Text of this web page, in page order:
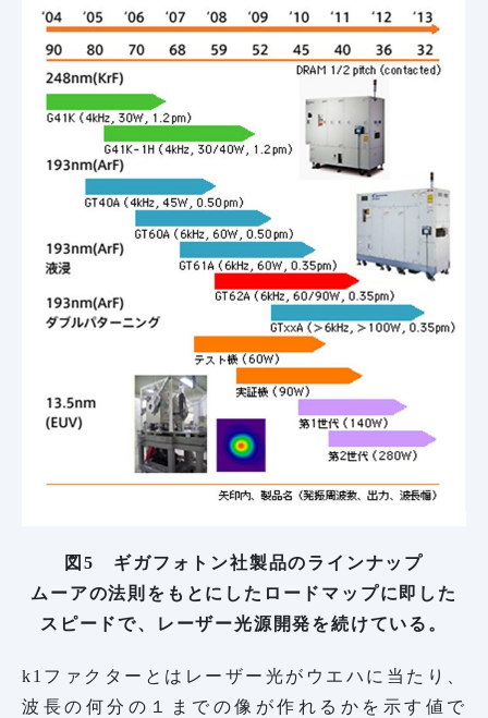
図5 ギガフォトン社製品のラインナップ
ムーアの法則をもとにしたロードマップに即した
スピードで、レーザー光源開発を続けている。
k1ファクターとはレーザー光がウエハに当たり、
波長の何分の１までの像が作れるかを示す値で